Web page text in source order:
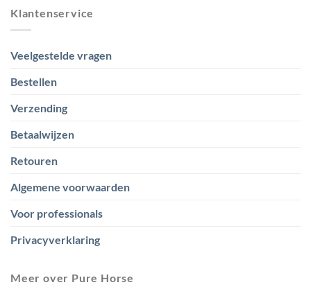
Klantenservice
Veelgestelde vragen
Bestellen
Verzending
Betaalwijzen
Retouren
Algemene voorwaarden
Voor professionals
Privacyverklaring
Meer over Pure Horse